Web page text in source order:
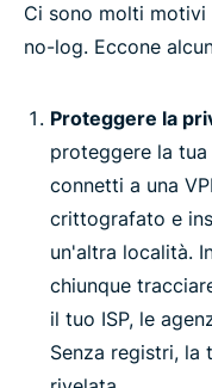
Ci sono molti motivi
no-log. Eccone
Proteggere la
proteggere la
connetti a una
crittografato e
un'altra località.
chiunque
il tuo ISP, le
Senza registri, la